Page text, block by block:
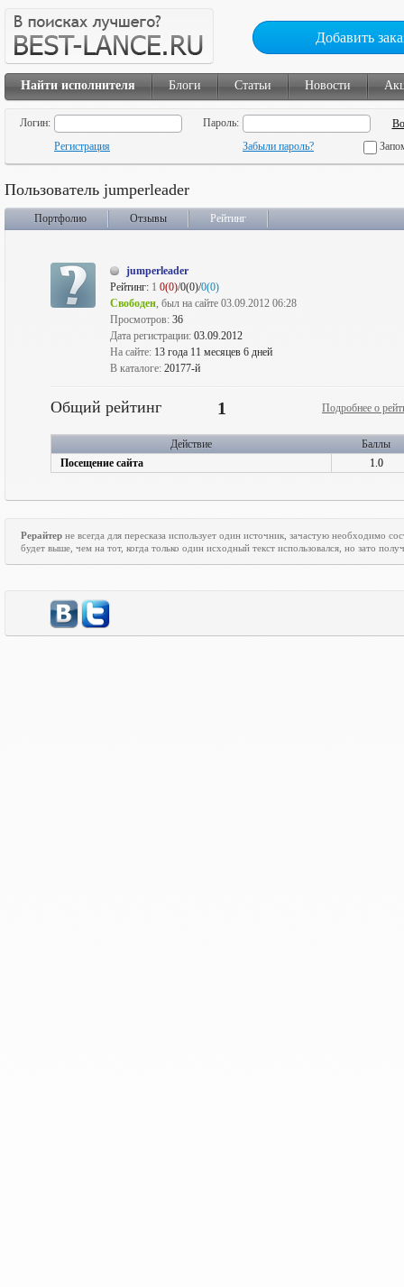
Добавить
Найти исполнителя Блоги Статьи Новости
Логин:
Пароль:
Регистрация
Забыли пароль?
Пользователь jumperleader
Портфолио Отзывы Рейтинг
jumperleader
Рейтинг: 1 0(0)/0(0)/0(0)
Свободен, был на сайте 03.09.2012 06:28
Просмотров: 36
Дата регистрации: 03.09.2012
На сайте: 13 года 11 месяцев 6 дней
В каталоге: 20177-й
Общий рейтинг 1 Подробнее о
Действие
Баллы
Посещение сайта
1.0
Рерайтер не всегда для пересказа использует один источник, зачастую необходимо
будет выше, чем на тот, когда только один исходный текст использовался, но зато